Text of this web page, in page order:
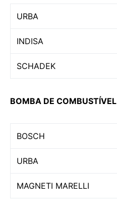
URBA
INDISA
SCHADEK
BOMBA DE COMBUSTÍVEL
BOSCH
URBA
MAGNETI MARELLI